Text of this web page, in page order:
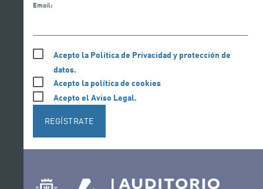
Email:
Acepto la Política de Privacidad y protección de
datos.
Acepto la política de cookies
Acepto el Aviso Legal.
REGÍSTRATE